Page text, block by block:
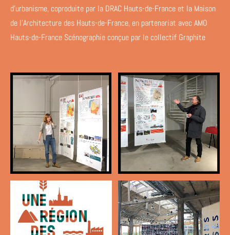
d’urbanisme, coproduite par la DRAC Hauts-de-France et la Maison
de l’Architecture des Hauts-de-France, en partenariat avec AMO
Hauts-de-France Scénographie conçue par le collectif Graphite